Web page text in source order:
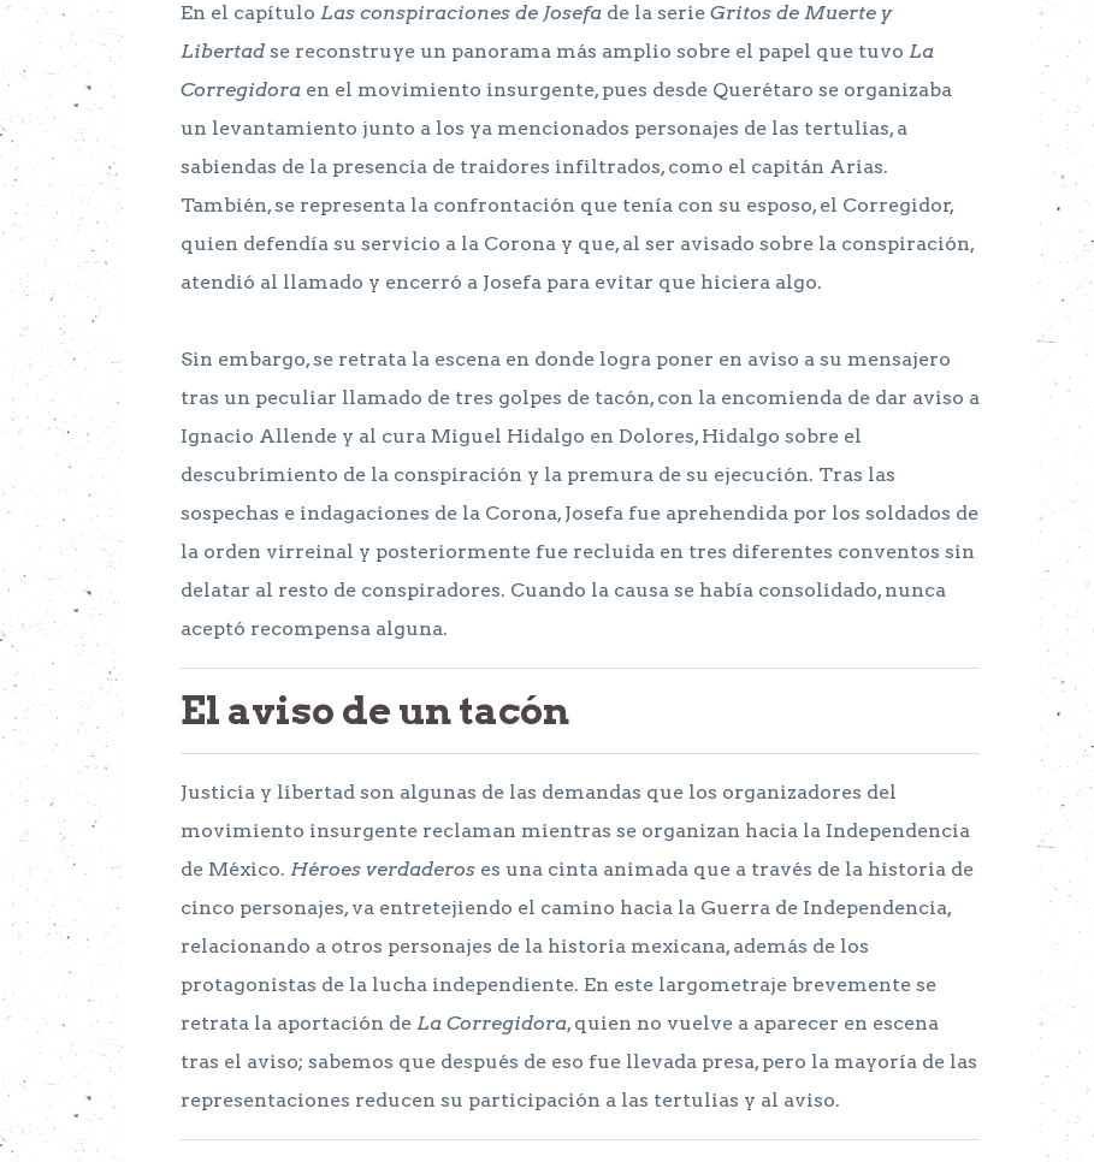
En el capítulo Las conspiraciones de Josefa de la serie Gritos de Muerte y
Libertad se reconstruye un panorama más amplio sobre el papel que tuvo La
Corregidora en el movimiento insurgente, pues desde Querétaro se organizaba
un levantamiento junto a los ya mencionados personajes de las tertulias, a
sabiendas de la presencia de traidores infiltrados, como el capitán Arias.
También, se representa la confrontación que tenía con su esposo, el Corregidor,
quien defendía su servicio a la Corona y que, al ser avisado sobre la conspiración,
atendió al llamado y encerró a Josefa para evitar que hiciera algo.
Sin embargo, se retrata la escena en donde logra poner en aviso a su mensajero
tras un peculiar llamado de tres golpes de tacón, con la encomienda de dar aviso a
Ignacio Allende y al cura Miguel Hidalgo en Dolores, Hidalgo sobre el
descubrimiento de la conspiración y la premura de su ejecución. Tras las
sospechas e indagaciones de la Corona, Josefa fue aprehendida por los soldados de
la orden virreinal y posteriormente fue recluida en tres diferentes conventos sin
delatar al resto de conspiradores. Cuando la causa se había consolidado, nunca
aceptó recompensa alguna.
El aviso de un tacón
Justicia y libertad son algunas de las demandas que los organizadores del
movimiento insurgente reclaman mientras se organizan hacia la Independencia
de México. Héroes verdaderos es una cinta animada que a través de la historia de
cinco personajes, va entretejiendo el camino hacia la Guerra de Independencia,
relacionando a otros personajes de la historia mexicana, además de los
protagonistas de la lucha independiente. En este largometraje brevemente se
retrata la aportación de La Corregidora, quien no vuelve a aparecer en escena
tras el aviso; sabemos que después de eso fue llevada presa, pero la mayoría de las
representaciones reducen su participación a las tertulias y al aviso.